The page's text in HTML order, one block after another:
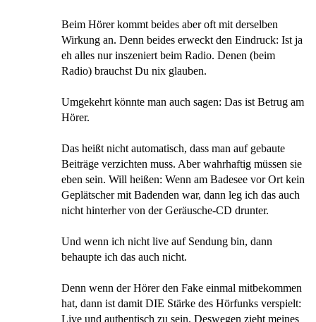
Beim Hörer kommt beides aber oft mit derselben
Wirkung an. Denn beides erweckt den Eindruck: Ist ja
eh alles nur inszeniert beim Radio. Denen (beim
Radio) brauchst Du nix glauben.
Umgekehrt könnte man auch sagen: Das ist Betrug am
Hörer.
Das heißt nicht automatisch, dass man auf gebaute
Beiträge verzichten muss. Aber wahrhaftig müssen sie
eben sein. Will heißen: Wenn am Badesee vor Ort kein
Geplätscher mit Badenden war, dann leg ich das auch
nicht hinterher von der Geräusche-CD drunter.
Und wenn ich nicht live auf Sendung bin, dann
behaupte ich das auch nicht.
Denn wenn der Hörer den Fake einmal mitbekommen
hat, dann ist damit DIE Stärke des Hörfunks verspielt:
Live und authentisch zu sein. Deswegen zieht meines